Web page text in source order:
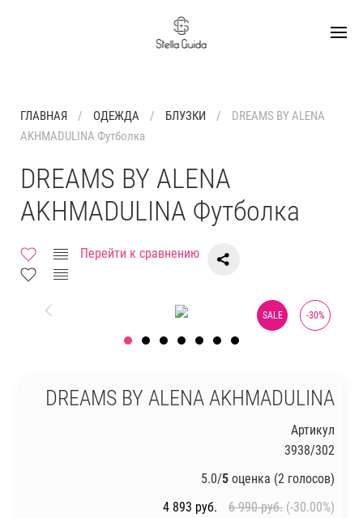
ГЛАВНАЯ ОДЕЖДА БЛУЗКИ
DREAMS BY ALENA
AKHMADULINA Футболка
DREAMS BY ALENA
AKHMADULINA Футболка
Перейти к сравнению
-30%
SALE
DREAMS BY ALENA AKHMADULINA
Артикул
3938/302
5.0/5 оценка (2 голосов)
4 893 руб. 6 990 руб. (-30.00%)